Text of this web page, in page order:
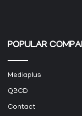
POPULAR
Mediaplus
QBCD
Contact